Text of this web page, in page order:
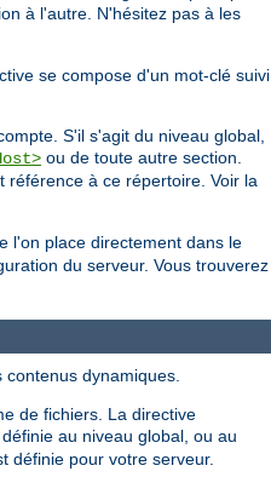
à l'autre. N'hésitez pas à les
se compose d'un mot-clé suivi
S'il s'agit du niveau global,
ou de toute autre section.
référence à ce répertoire. Voir la
l'on place directement dans le
du serveur. Vous trouverez
dynamiques.
de fichiers. La directive
au niveau global, ou au
définie pour votre serveur.